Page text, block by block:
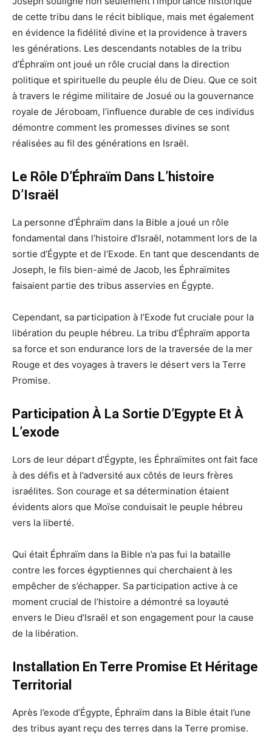
de cette tribu dans le récit biblique, mais met également
en évidence la fidélité divine et la providence à travers
les générations. Les descendants notables de la tribu
d’Éphraïm ont joué un rôle crucial dans la direction
politique et spirituelle du peuple élu de Dieu. Que ce soit
à travers le régime militaire de Josué ou la gouvernance
royale de Jéroboam, l’influence durable de ces individus
démontre comment les promesses divines se sont
réalisées au fil des générations en Israël.
Le Rôle D’Éphraïm Dans L’histoire
D’Israël
La personne d’Éphraïm dans la Bible a joué un rôle
fondamental dans l’histoire d’Israël, notamment lors de la
sortie d’Égypte et de l’Exode. En tant que descendants de
Joseph, le fils bien-aimé de Jacob, les Éphraïmites
faisaient partie des tribus asservies en Égypte.
Cependant, sa participation à l’Exode fut cruciale pour la
libération du peuple hébreu. La tribu d’Éphraïm apporta
sa force et son endurance lors de la traversée de la mer
Rouge et des voyages à travers le désert vers la Terre
Promise.
Participation À La Sortie D’Egypte Et À
L’exode
Lors de leur départ d’Égypte, les Éphraïmites ont fait face
à des défis et à l’adversité aux côtés de leurs frères
israélites. Son courage et sa détermination étaient
évidents alors que Moïse conduisait le peuple hébreu
vers la liberté.
Qui était Éphraïm dans la Bible n’a pas fui la bataille
contre les forces égyptiennes qui cherchaient à les
empêcher de s’échapper. Sa participation active à ce
moment crucial de l’histoire a démontré sa loyauté
envers le Dieu d’Israël et son engagement pour la cause
de la libération.
Installation En Terre Promise Et Héritage
Territorial
Après l’exode d’Égypte, Éphraïm dans la Bible était l’une
des tribus ayant reçu des terres dans la Terre promise.